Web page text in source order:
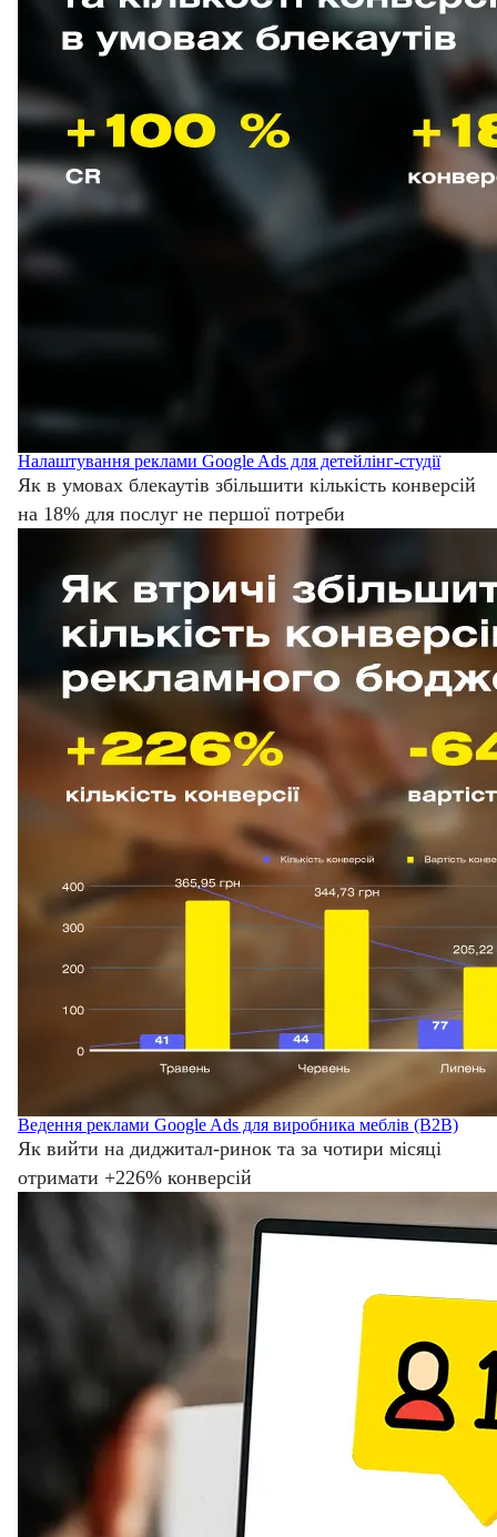
Налаштування реклами Google Ads для детейлінг-студії
Як в умовах блекаутів збільшити кількість конверсій
на 18% для послуг не першої потреби
Ведення реклами Google Ads для виробника меблів (B2B)
Як вийти на диджитал-ринок та за чотири місяці
отримати +226% конверсій